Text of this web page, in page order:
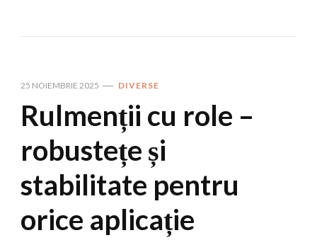
25 NOIEMBRIE 2025 DIVERSE
Rulmenții cu role –
robustețe și
stabilitate pentru
orice aplicație